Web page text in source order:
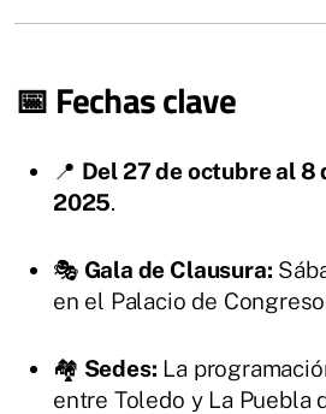
📅 Fechas clave
📍 Del 27 de octubre al 8
2025.
🎭 Gala de Clausura:
en el Palacio de
🏘️ Sedes: La
entre Toledo y La Puebla